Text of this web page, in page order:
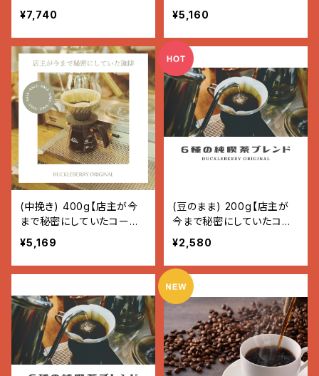
ー】
¥7,740
ヒー】
¥5,160
(中挽き) 400g【店主が今
まで秘密にしていたコーヒ
ー】
¥5,169
(豆のまま) 200g【店主が
今まで秘密にしていたコー
ヒー】
¥2,580